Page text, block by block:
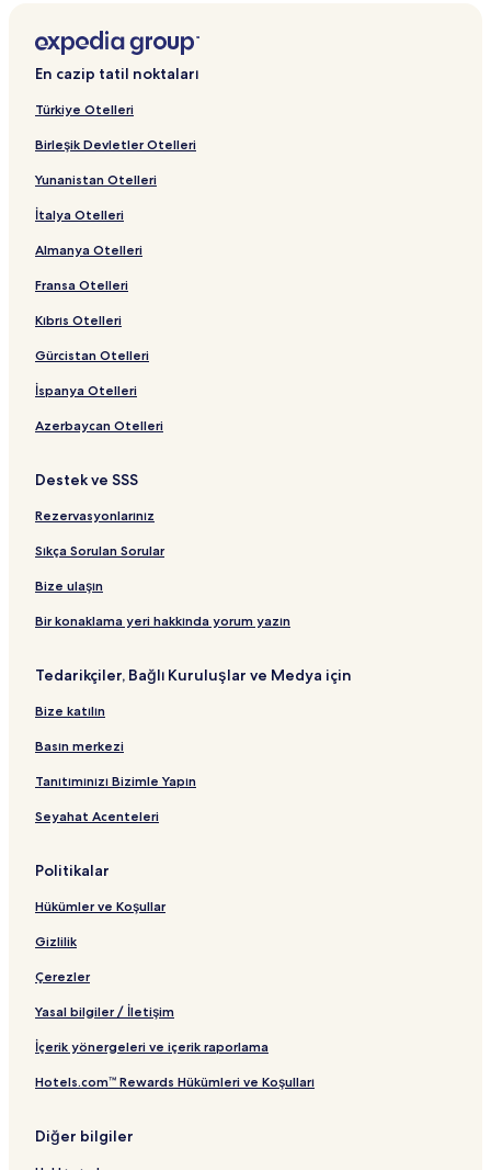
En cazip tatil noktaları
Türkiye Otelleri
Birleşik Devletler Otelleri
Yunanistan Otelleri
İtalya Otelleri
Almanya Otelleri
Fransa Otelleri
Kıbrıs Otelleri
Gürcistan Otelleri
İspanya Otelleri
Azerbaycan Otelleri
Destek ve SSS
Rezervasyonlarınız
Sıkça Sorulan Sorular
Bize ulaşın
Bir konaklama yeri hakkında yorum yazın
Tedarikçiler, Bağlı Kuruluşlar ve Medya için
Bize katılın
Basın merkezi
Tanıtımınızı Bizimle Yapın
Seyahat Acenteleri
Politikalar
Hükümler ve Koşullar
Gizlilik
Çerezler
Yasal bilgiler / İletişim
İçerik yönergeleri ve içerik raporlama
Hotels.com™ Rewards Hükümleri ve Koşulları
Diğer bilgiler